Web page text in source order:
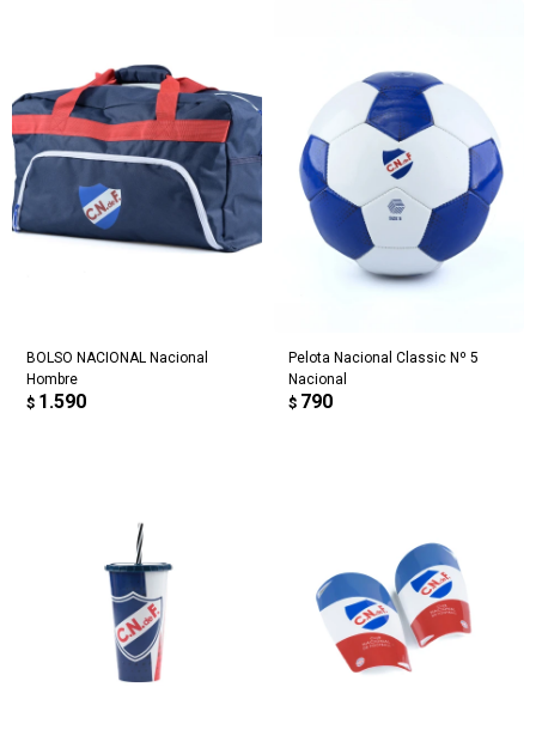
BOLSO NACIONAL Nacional
Hombre
$ 1.590
Pelota Nacional Classic Nº 5
Nacional
$ 790